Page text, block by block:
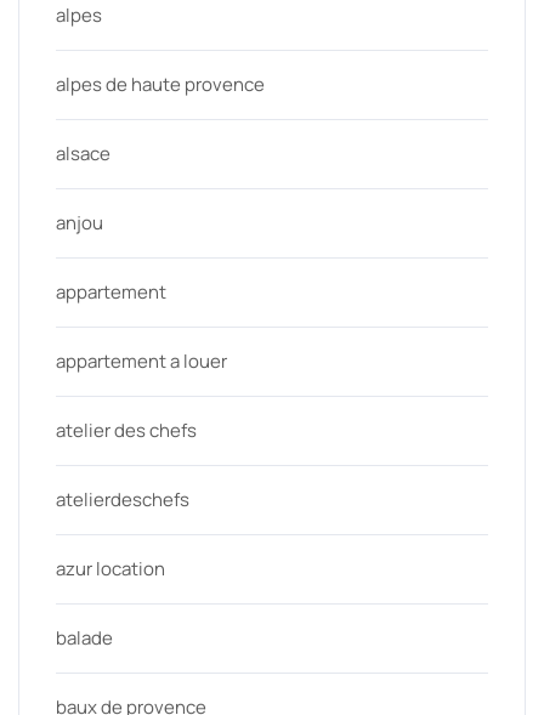
alpes
alpes de haute provence
alsace
anjou
appartement
appartement a louer
atelier des chefs
atelierdeschefs
azur location
balade
baux de provence